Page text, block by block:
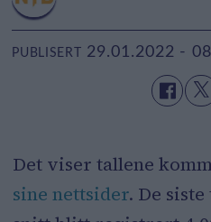
PUBLISERT 29.01.2022 -
Det viser tallene
sine nettsider. De